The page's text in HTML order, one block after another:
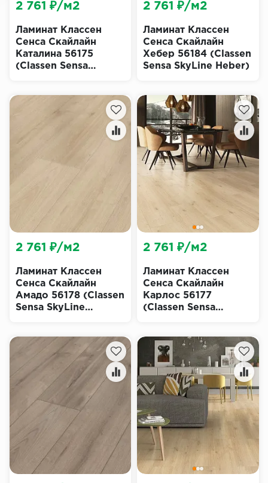
Ламинат Классен
Сенса Скайлайн
Каталина 56175
(Classen Sensa
2 761 ₽/м2
Ламинат Классен
Сенса Скайлайн
Хебер 56184 (Classen
Sensa SkyLine Heber)
2 761 ₽/м2
Ламинат Классен
Сенса Скайлайн
Амадо 56178 (Classen
Sensa SkyLine
2 761 ₽/м2
Ламинат Классен
Сенса Скайлайн
Карлос 56177
(Classen Sensa
2 761 ₽/м2